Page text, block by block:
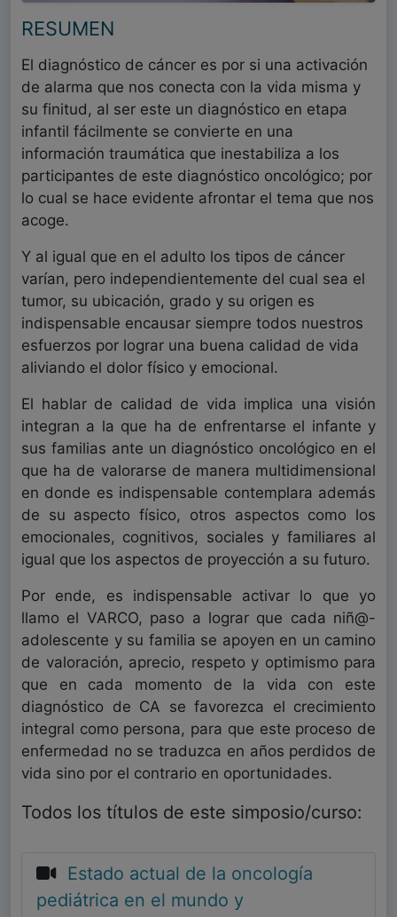
RESUMEN
El diagnóstico de cáncer es por si una activación
de alarma que nos conecta con la vida misma y
su finitud, al ser este un diagnóstico en etapa
infantil fácilmente se convierte en una
información traumática que inestabiliza a los
participantes de este diagnóstico oncológico; por
lo cual se hace evidente afrontar el tema que nos
acoge.
Y al igual que en el adulto los tipos de cáncer
varían, pero independientemente del cual sea el
tumor, su ubicación, grado y su origen es
indispensable encausar siempre todos nuestros
esfuerzos por lograr una buena calidad de vida
aliviando el dolor físico y emocional.
El hablar de calidad de vida implica una visión
integran a la que ha de enfrentarse el infante y
sus familias ante un diagnóstico oncológico en el
que ha de valorarse de manera multidimensional
en donde es indispensable contemplara además
de su aspecto físico, otros aspectos como los
emocionales, cognitivos, sociales y familiares al
igual que los aspectos de proyección a su futuro.
Por ende, es indispensable activar lo que yo
llamo el VARCO, paso a lograr que cada niñ@-
adolescente y su familia se apoyen en un camino
de valoración, aprecio, respeto y optimismo para
que en cada momento de la vida con este
diagnóstico de CA se favorezca el crecimiento
integral como persona, para que este proceso de
enfermedad no se traduzca en años perdidos de
vida sino por el contrario en oportunidades.
Todos los títulos de este simposio/curso:
Estado actual de la oncología
pediátrica en el mundo y